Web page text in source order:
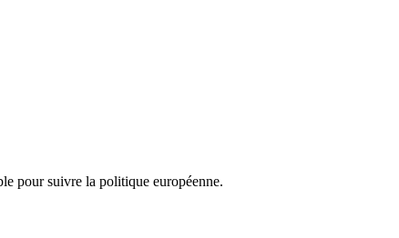
pour suivre la politique européenne.